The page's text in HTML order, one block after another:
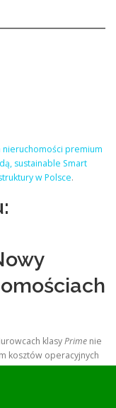
nieruchomości premium
sustainable Smart
w Polsce.
klasyPrime nie
kosztów operacyjnych
są często
wody w budynku w